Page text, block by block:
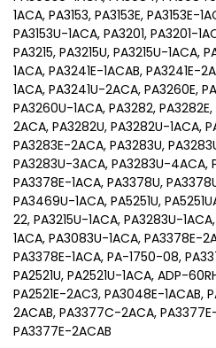
1ACA, PA3153, PA3153E, PA3153E-
PA3153U-1ACA, PA3201, PA3201-
PA3215, PA3215U, PA3215U-1ACA,
1ACA, PA3241E-1ACAB, PA3241E-
1ACA, PA3241U-2ACA, PA3260E,
PA3260U-1ACA, PA3282,
2ACA, PA3282U, PA3282U-1ACA,
PA3283E-2ACA, PA3283U,
PA3283U-3ACA, PA3283U-4ACA,
PA3378E-1ACA, PA3378U,
PA3469U-1ACA, PA5251U,
22, PA3215U-1ACA, PA3283U-
1ACA, PA3083U-1ACA, PA3378E-
PA3378E-1ACA, PA-1750-08,
PA2521U, PA2521U-1ACA, ADP-
PA2521E-2AC3, PA3048E-1ACAB,
2ACAB, PA3377C-2ACA,
PA3377E-2ACAB